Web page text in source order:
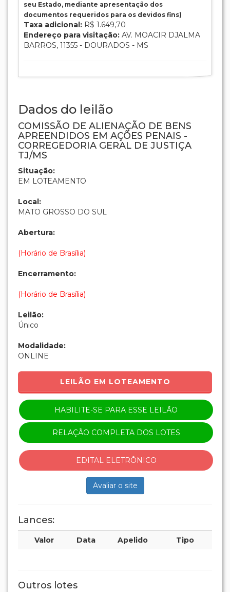
seu Estado, mediante apresentação dos
documentos requeridos para os devidos fins)
Taxa adicional: R$ 1.649,70
Endereço para visitação: AV. MOACIR DJALMA
BARROS, 11355 - DOURADOS - MS
Dados do leilão
COMISSÃO DE ALIENAÇÃO DE BENS
APREENDIDOS EM AÇÕES PENAIS -
CORREGEDORIA GERAL DE JUSTIÇA
TJ/MS
Situação:
EM LOTEAMENTO
Local:
MATO GROSSO DO SUL
Abertura:
(Horário de Brasília)
Encerramento:
(Horário de Brasília)
Leilão:
Único
Modalidade:
ONLINE
LEILÃO EM LOTEAMENTO
HABILITE-SE PARA ESSE LEILÃO
RELAÇÃO COMPLETA DOS LOTES
EDITAL ELETRÔNICO
Avaliar o site
Lances:
Valor Data Apelido Tipo
Outros lotes